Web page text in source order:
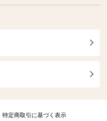
特定商取引に基づく表示